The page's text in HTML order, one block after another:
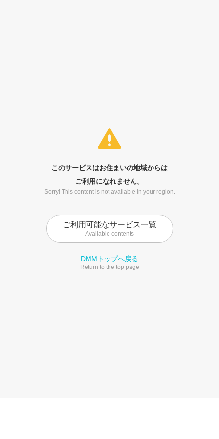
このサービスはお住まいの地域からは
ご利用になれません。
Sorry! This content is not available in your region.
ご利用可能なサービス一覧
Available contents
DMMトップへ戻る
Return to the top page